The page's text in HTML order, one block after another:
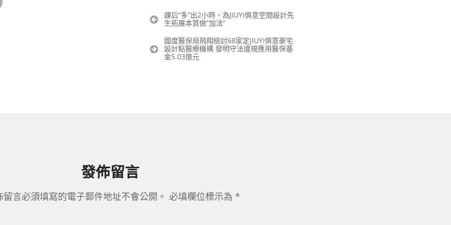
文
章
覽
課后“多”出2小時，為JIUYI俱意空間設計先
生拓展本質做“加法”
國度醫保局飛翔檢討68家定JIUYI俱意豪宅
設計點醫療機構 發明守法違規應用醫保基
金5.03億元
發佈留言
留言必須填寫的電子郵件地址不會公開。 必填欄位標示為 *